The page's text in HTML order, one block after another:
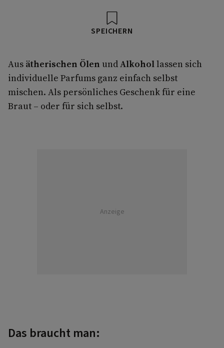
SPEICHERN
Aus ätherischen Ölen undAlkohollassen sich
individuelle Parfums ganz einfach selbst
mischen. Als persönliches Geschenk für eine
Braut – oder für sich selbst.
Anzeige
Das braucht man: